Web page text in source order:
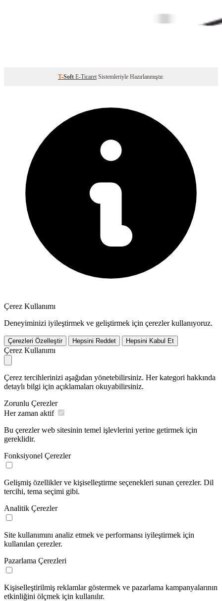
T-Soft E-Ticaret Sistemleriyle Hazırlanmıştır.
Çerez Kullanımı
Deneyiminizi iyileştirmek ve geliştirmek için çerezler kullanıyoruz.
Çerezleri Özelleştir Hepsini Reddet Hepsini Kabul Et
Çerez Kullanımı
Çerez tercihlerinizi aşağıdan yönetebilirsiniz. Her kategori hakkında
detaylı bilgi için açıklamaları okuyabilirsiniz.
Zorunlu Çerezler
Her zaman aktif
Bu çerezler web sitesinin temel işlevlerini yerine getirmek için
gereklidir.
Fonksiyonel Çerezler
Gelişmiş özellikler ve kişiselleştirme seçenekleri sunan çerezler. Dil
tercihi, tema seçimi gibi.
Analitik Çerezler
Site kullanımını analiz etmek ve performansı iyileştirmek için
kullanılan çerezler.
Pazarlama Çerezleri
Kişiselleştirilmiş reklamlar göstermek ve pazarlama kampanyalarının
etkinliğini ölçmek için kullanılır.